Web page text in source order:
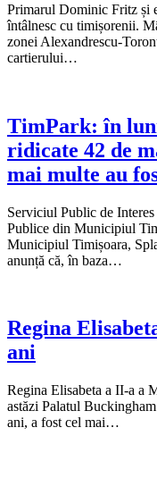
Primarul Dominic Fritz și
întâlnesc cu timișorenii.
zonei Alexandrescu-
cartierului…
TimPark: în
ridicate 42 de
mai multe au
Serviciul Public de
Publice din Municipiul
Municipiul Timișoara,
anunță că, în baza…
Regina
ani
Regina Elisabeta a II-a a
astăzi Palatul
ani, a fost cel mai…